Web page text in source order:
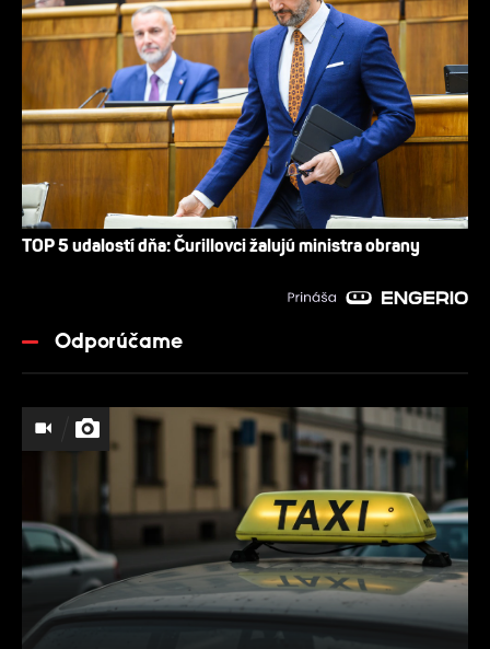
TOP 5 udalostí dňa: Čurillovci žalujú ministra obrany
Odporúčame